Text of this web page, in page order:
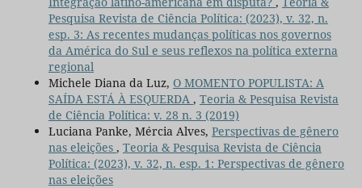
Pesquisa Revista de Ciência Política: (2023), v. 32, n.
esp. 3: As recentes mudanças políticas nos governos
da América do Sul e seus reflexos na política externa
regional
Michele Diana da Luz, O MOMENTO POPULISTA: A
SAÍDA ESTÁ À ESQUERDA , Teoria & Pesquisa Revista
de Ciência Política: v. 28 n. 3 (2019)
Luciana Panke, Mércia Alves, Perspectivas de gênero
nas eleições , Teoria & Pesquisa Revista de Ciência
Política: (2023), v. 32, n. esp. 1: Perspectivas de gênero
nas eleições